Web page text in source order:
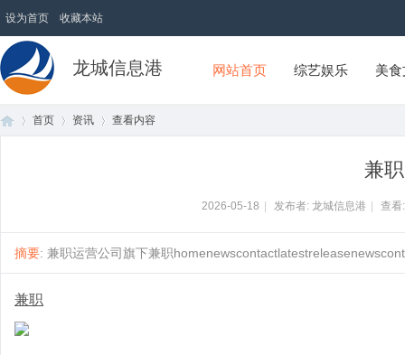
设为首页 收藏本站
龙城信息港 网站首页 综艺娱乐 美
首页 资讯 查看内容
兼职
2026-05-18 发布者: 龙城信息港 查
摘要: 兼职运营公司旗下兼职
兼职